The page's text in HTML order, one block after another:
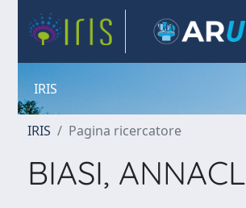
IRIS
IRIS Pagina ricercatore
BIASI,